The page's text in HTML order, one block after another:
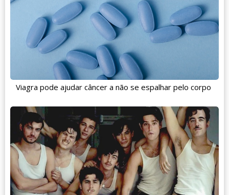
Viagra pode ajudar câncer a não se espalhar pelo corpo